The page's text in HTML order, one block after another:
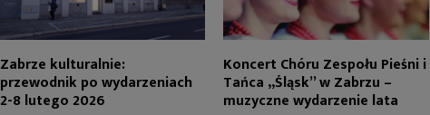
Zabrze kulturalnie:
przewodnik po wydarzeniach
2-8 lutego 2026
Koncert Chóru Zespołu Pieśni i
Tańca „Śląsk” w Zabrzu –
muzyczne wydarzenie lata